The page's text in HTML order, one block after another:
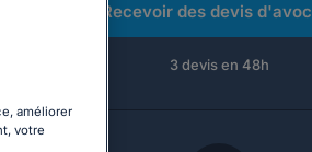
Recevoir des devis
3 devis en 48h
améliorer
votre